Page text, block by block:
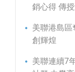
銷心得 傳
美聯港島
創輝煌
美聯連續7